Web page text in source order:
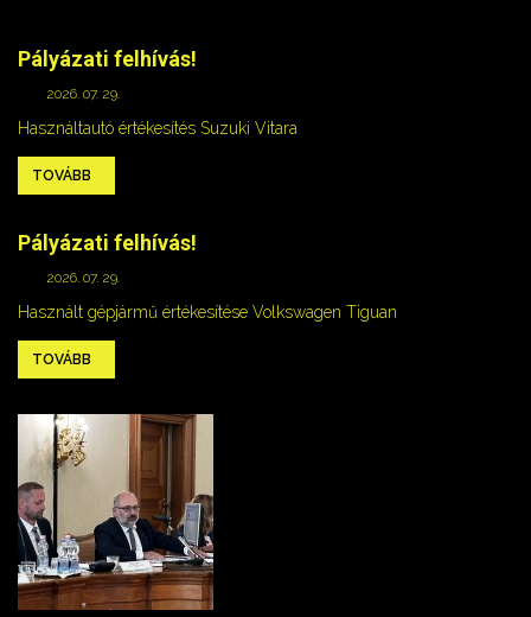
Pályázati felhívás!
2026. 07. 29.
Használtautó értékesítés Suzuki Vitara
TOVÁBB
Pályázati felhívás!
2026. 07. 29.
Használt gépjármű értékesítése Volkswagen Tiguan
TOVÁBB